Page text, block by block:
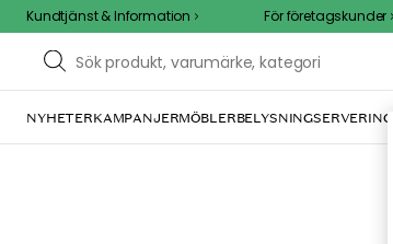
Kundtjänst & Information För företagskunder
NYHETERKAMPANJERMÖBLERBELYSNINGSERVERING